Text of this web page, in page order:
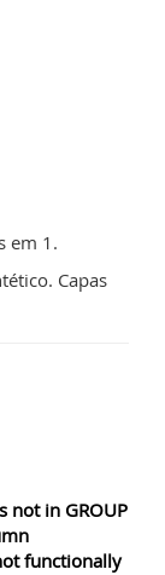
em 1.
Capas
not in GROUP
functionally